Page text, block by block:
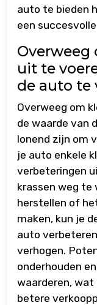
auto te bieden
een
Overweeg
uit te
de auto te
Overweeg om
de waarde van
lonend zijn om
je auto enkele
verbeteringen
krassen weg te
herstellen of
maken, kun je
auto
verhogen.
onderhouden
waarderen, wat
betere